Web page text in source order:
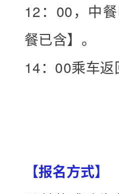
12：00，中
餐已含】。
14：00乘车
【报名方式】